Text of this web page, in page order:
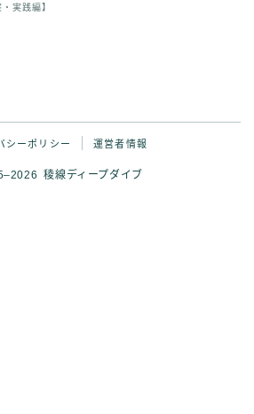
・実践編】
シーポリシー 運営者情報
稜線ディープダイブ